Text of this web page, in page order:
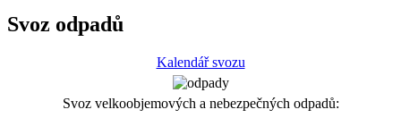
Svoz odpadů
Kalendář svozu
Svoz velkoobjemových a nebezpečných odpadů: